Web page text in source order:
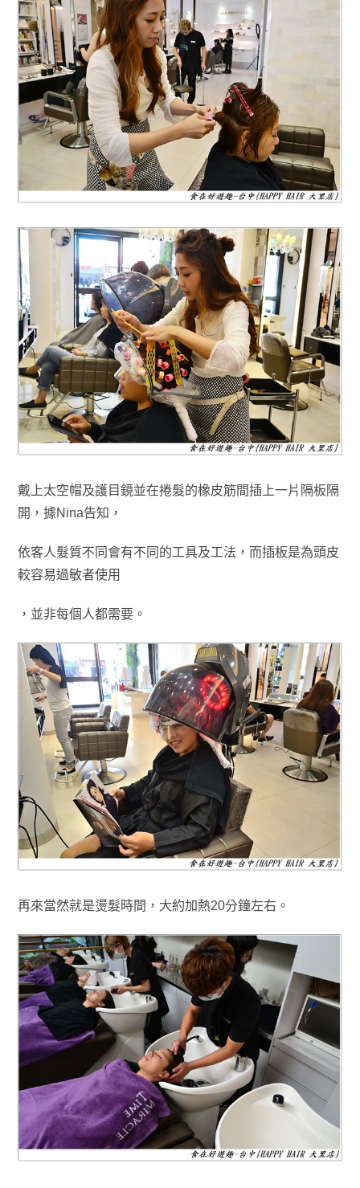
戴上太空帽及護目鏡並在捲髮的橡皮筋間插上一片隔板隔
開，據Nina告知 ，
依客人髮質不同會有不同的工具及工法，而插板是為頭皮
較容易過敏者使用
，並非每個人都需要。
再來當然就是燙髮時間，大約加熱20分鐘左右 。